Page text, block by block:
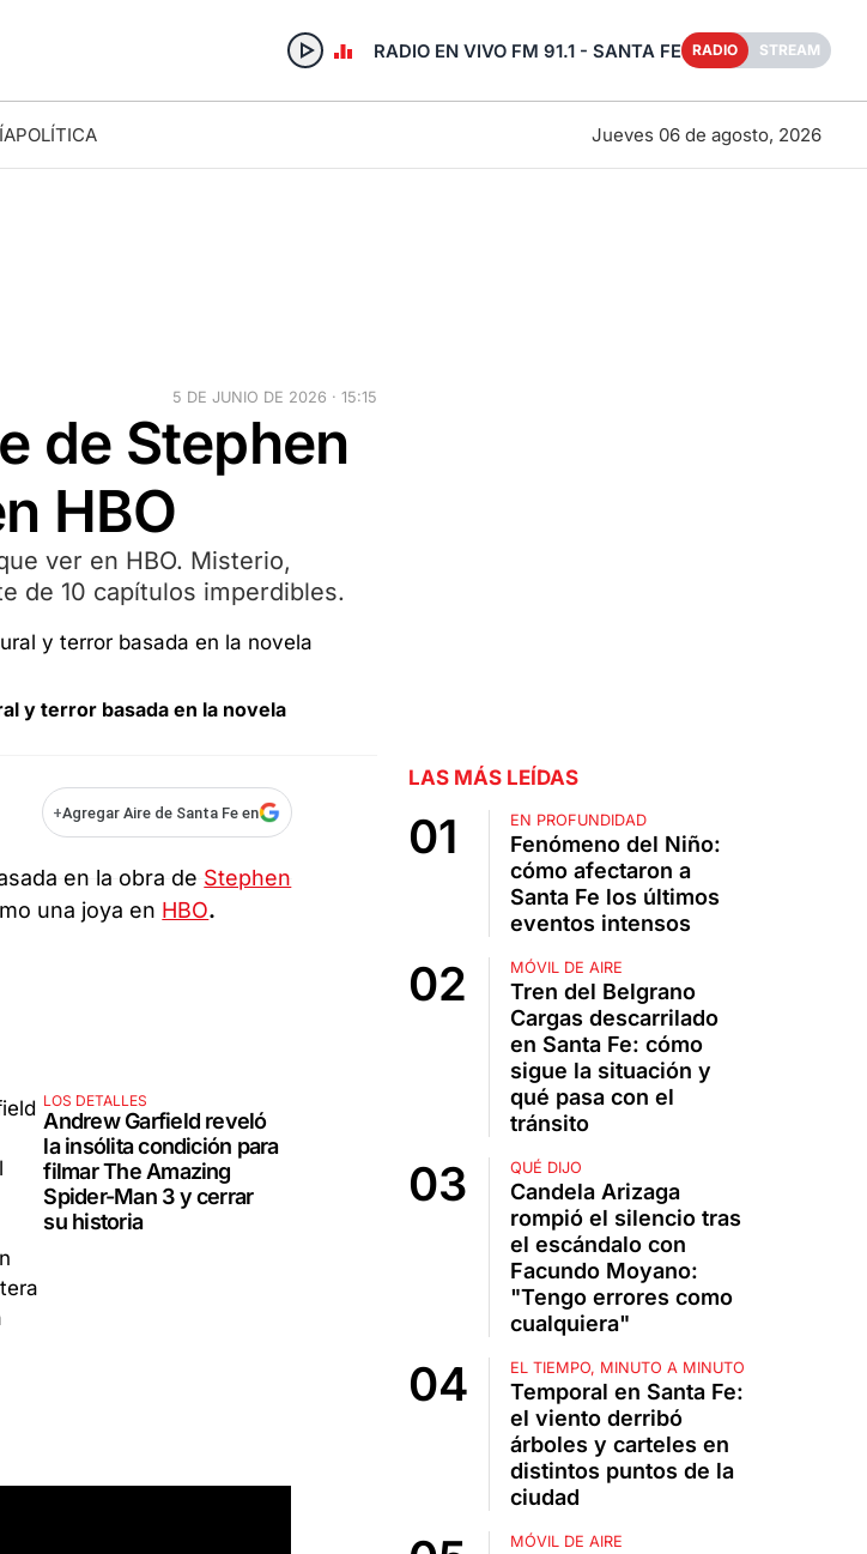
RADIO EN VIVO FM 91.1 - SANTA FE RADIO STREAM
POLÍTICA Jueves 06 de agosto, 2026
5 DE JUNIO DE 2026 · 15:15
de Stephen
HBO
ver en HBO. Misterio,
de 10 capítulos imperdibles.
y terror basada en la novela
+Agregar Aire de Santa Fe en
en la obra de Stephen
una joya en HBO.
LOS DETALLES
Andrew Garfield reveló
la insólita condición para
filmar The Amazing
Spider-Man 3 y cerrar
su historia
LAS MÁS LEÍDAS
EN PROFUNDIDAD
Fenómeno del Niño:
cómo afectaron a
Santa Fe los últimos
eventos intensos
MÓVIL DE AIRE
Tren del Belgrano
Cargas descarrilado
en Santa Fe: cómo
sigue la situación y
qué pasa con el
tránsito
QUÉ DIJO
Candela Arizaga
rompió el silencio tras
el escándalo con
Facundo Moyano:
"Tengo errores como
cualquiera"
EL TIEMPO, MINUTO A MINUTO
Temporal en Santa Fe:
el viento derribó
árboles y carteles en
distintos puntos de la
ciudad
MÓVIL DE AIRE